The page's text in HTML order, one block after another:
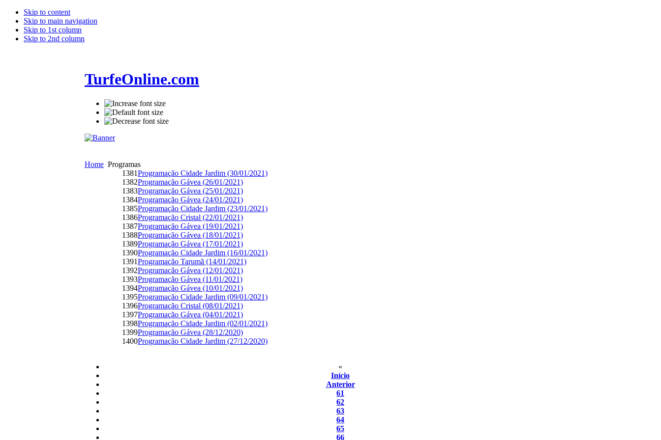
Skip to content
Skip to main navigation
Skip to 1st column
Skip to 2nd column
TurfeOnline.com
Home Programas
1381Programação Cidade Jardim (30/01/2021)
1382Programação Gávea (26/01/2021)
1383Programação Gávea (25/01/2021)
1384Programação Gávea (24/01/2021)
1385Programação Cidade Jardim (23/01/2021)
1386Programação Cristal (22/01/2021)
1387Programação Gávea (19/01/2021)
1388Programação Gávea (18/01/2021)
1389Programação Gávea (17/01/2021)
1390Programação Cidade Jardim (16/01/2021)
1391Programação Tarumã (14/01/2021)
1392Programação Gávea (12/01/2021)
1393Programação Gávea (11/01/2021)
1394Programação Gávea (10/01/2021)
1395Programação Cidade Jardim (09/01/2021)
1396Programação Cristal (08/01/2021)
1397Programação Gávea (04/01/2021)
1398Programação Cidade Jardim (02/01/2021)
1399Programação Gávea (28/12/2020)
1400Programação Cidade Jardim (27/12/2020)
«
Início
Anterior
61
62
63
64
65
66